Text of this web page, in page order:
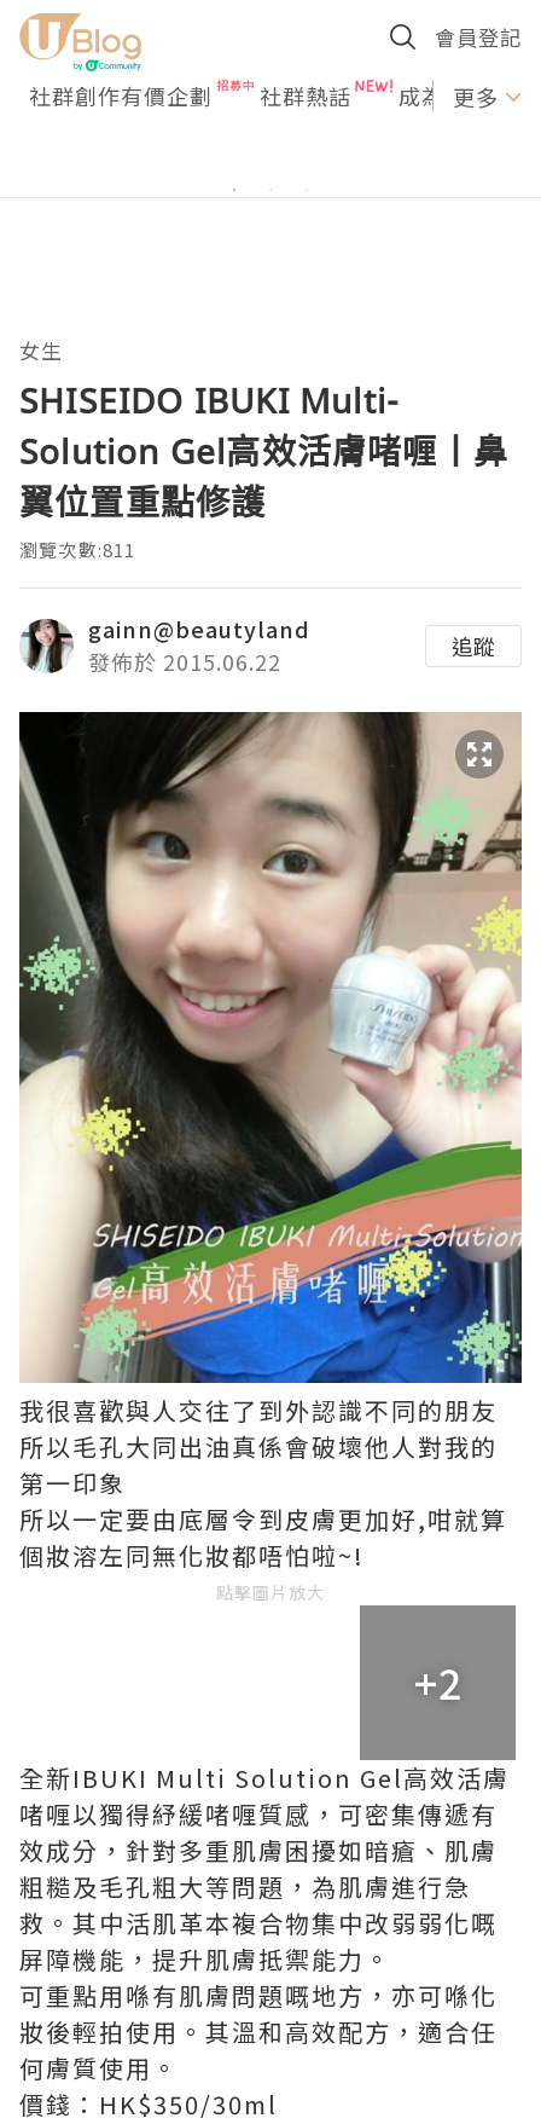
會員登記
社群創作有價企劃 社群熱話 成為U更多
女生
SHISEIDO IBUKI Multi-
Solution Gel高效活膚啫喱丨鼻
翼位置重點修護
瀏覽次數:811
gainn@beautyland
發佈於 2015.06.22
追蹤
我很喜歡與人交往了到外認識不同的朋友
所以毛孔大同出油真係會破壞他人對我的
第一印象
所以一定要由底層令到皮膚更加好,咁就算
個妝溶左同無化妝都唔怕啦~!
點擊圖片放大
+2
全新IBUKI Multi Solution Gel高效活膚
啫喱以獨得紓緩啫喱質感，可密集傳遞有
效成分，針對多重肌膚困擾如暗瘡、肌膚
粗糙及毛孔粗大等問題，為肌膚進行急
救。其中活肌革本複合物集中改弱弱化嘅
屏障機能，提升肌膚抵禦能力。
可重點用喺有肌膚問題嘅地方，亦可喺化
妝後輕拍使用。其溫和高效配方，適合任
何膚質使用。
價錢：HK$350/30ml